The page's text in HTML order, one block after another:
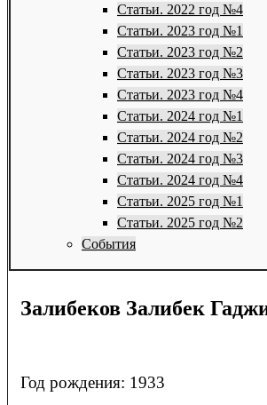
Статьи. 2022 год №4
Статьи. 2023 год №1
Статьи. 2023 год №2
Статьи. 2023 год №3
Статьи. 2023 год №4
Статьи. 2024 год №1
Статьи. 2024 год №2
Статьи. 2024 год №3
Статьи. 2024 год №4
Статьи. 2025 год №1
Статьи. 2025 год №2
События
Залибеков Залибек
Год рождения: 1933